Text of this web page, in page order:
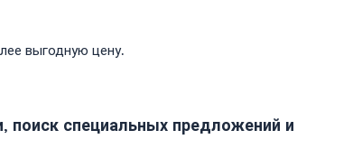
выгодную цену.
поиск специальных предложений и